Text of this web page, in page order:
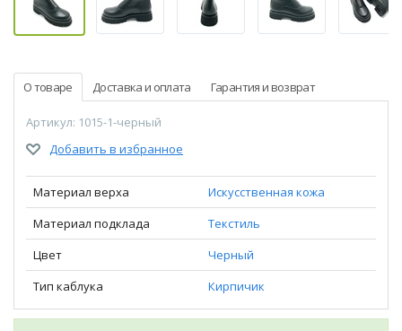
О товаре Доставка и оплата Гарантия и возврат
Артикул: 1015-1-черный
Добавить в избранное
Материал верха
Искусственная кожа
Материал подклада
Текстиль
Цвет
Черный
Тип каблука
Кирпичик